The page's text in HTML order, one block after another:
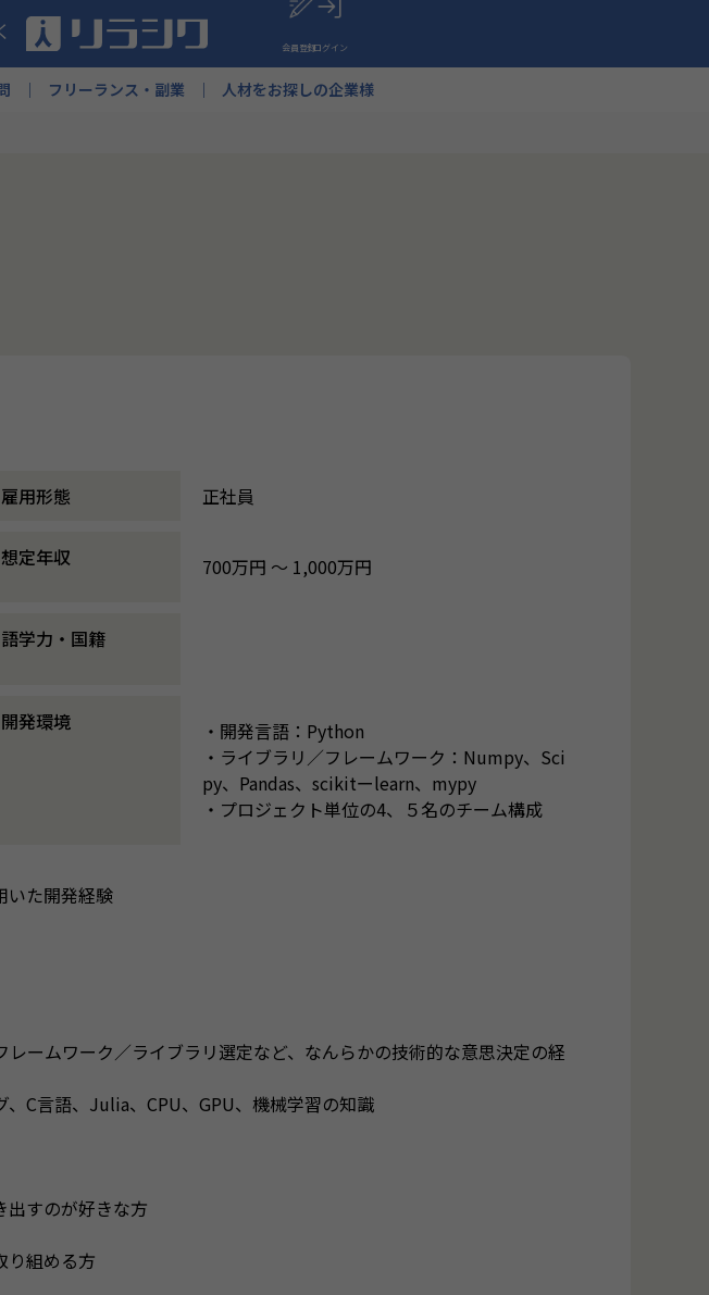
会員登録ログイン
フリーランス・副業 人材をお探しの企業様
雇用形態 正社員
想定年収 700万円 〜 1,000万円
語学力・国籍
開発環境
・開発言語：Python
・ライブラリ／フレームワーク：Numpy、Sci
py、Pandas、scikitーlearn、mypy
・プロジェクト単位の4、５名のチーム構成
いた開発経験
ームワーク／ライブラリ選定など、なんらかの技術的な意思決定の経
C言語、Julia、CPU、GPU、機械学習の知識
出すのが好きな方
り組める方